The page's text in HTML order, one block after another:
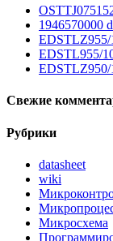
1946570000
EDSTLZ955/
EDSTL955/
EDSTLZ950/
Свежие
Рубрики
datasheet
wiki
Микросхема